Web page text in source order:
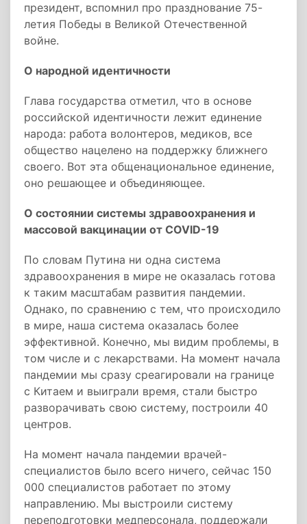
президент, вспомнил про празднование 75-
летия Победы в Великой Отечественной
войне.
О народной идентичности
Глава государства отметил, что в основе
российской идентичности лежит единение
народа: работа волонтеров, медиков, все
общество нацелено на поддержку ближнего
своего. Вот эта общенациональное единение,
оно решающее и объединяющее.
О состоянии системы здравоохранения и
массовой вакцинации от COVID-19
По словам Путина ни одна система
здравоохранения в мире не оказалась готова
к таким масштабам развития пандемии.
Однако, по сравнению с тем, что происходило
в мире, наша система оказалась более
эффективной. Конечно, мы видим проблемы, в
том числе и с лекарствами. На момент начала
пандемии мы сразу среагировали на границе
с Китаем и выиграли время, стали быстро
разворачивать свою систему, построили 40
центров.
На момент начала пандемии врачей-
специалистов было всего ничего, сейчас 150
000 специалистов работает по этому
направлению. Мы выстроили систему
переподготовки медперсонала, поддержали